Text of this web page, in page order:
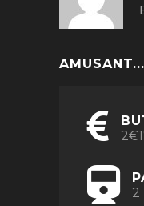
AMUSANT...
2